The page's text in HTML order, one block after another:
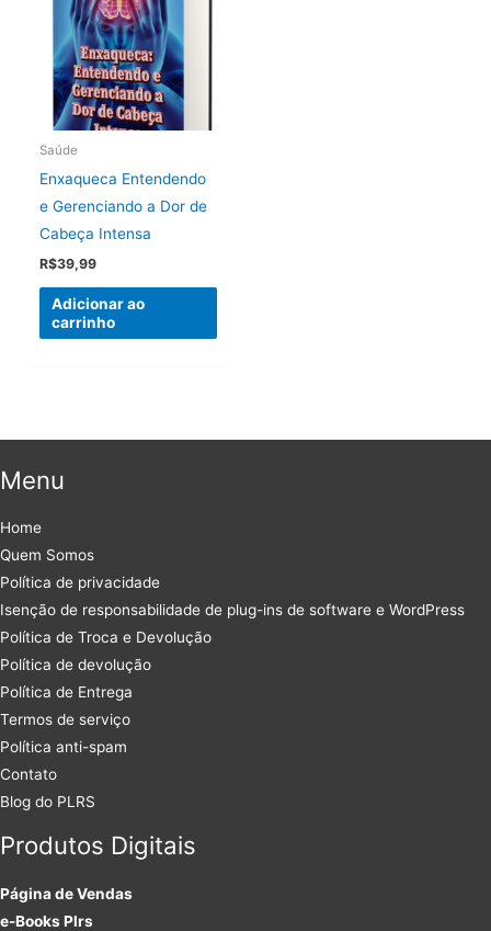
Saúde
Enxaqueca Entendendo
e Gerenciando a Dor de
Cabeça Intensa
R$39,99
Adicionar ao
carrinho
Menu
Home
Quem Somos
Política de privacidade
Isenção de responsabilidade de plug-ins de software e WordPress
Política de Troca e Devolução
Política de devolução
Política de Entrega
Termos de serviço
Política anti-spam
Contato
Blog do PLRS
Produtos Digitais
Página de Vendas
e-Books Plrs